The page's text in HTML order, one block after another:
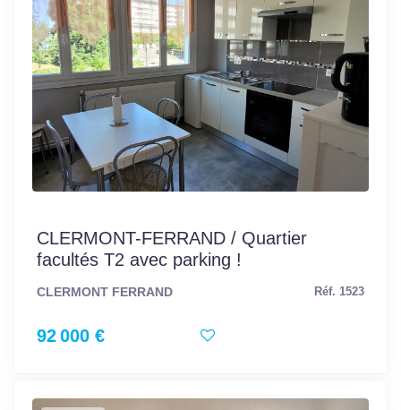
CLERMONT-FERRAND / Quartier
facultés T2 avec parking !
CLERMONT FERRAND Réf. 1523
92 000 €